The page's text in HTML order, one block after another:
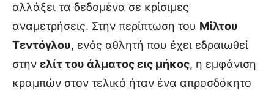
αλλάξει τα δεδομένα σε κρίσιμες
αναμετρήσεις. Στην περίπτωση του Μίλτου
Τεντόγλου, ενός αθλητή που έχει εδραιωθεί
στην ελίτ του άλματος εις μήκος, η εμφάνιση
κραμπών στον τελικό ήταν ένα απροσδόκητο